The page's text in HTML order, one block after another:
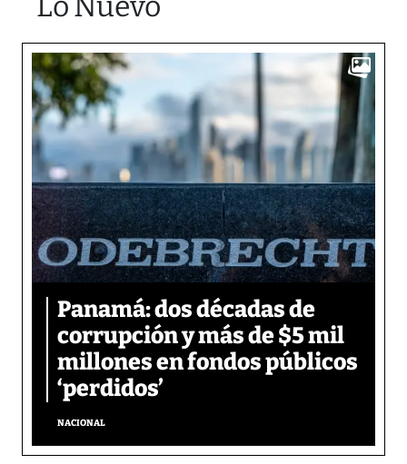
Panamá: dos décadas de
corrupción y más de $5 mil
millones en fondos públicos
‘perdidos’
NACIONAL